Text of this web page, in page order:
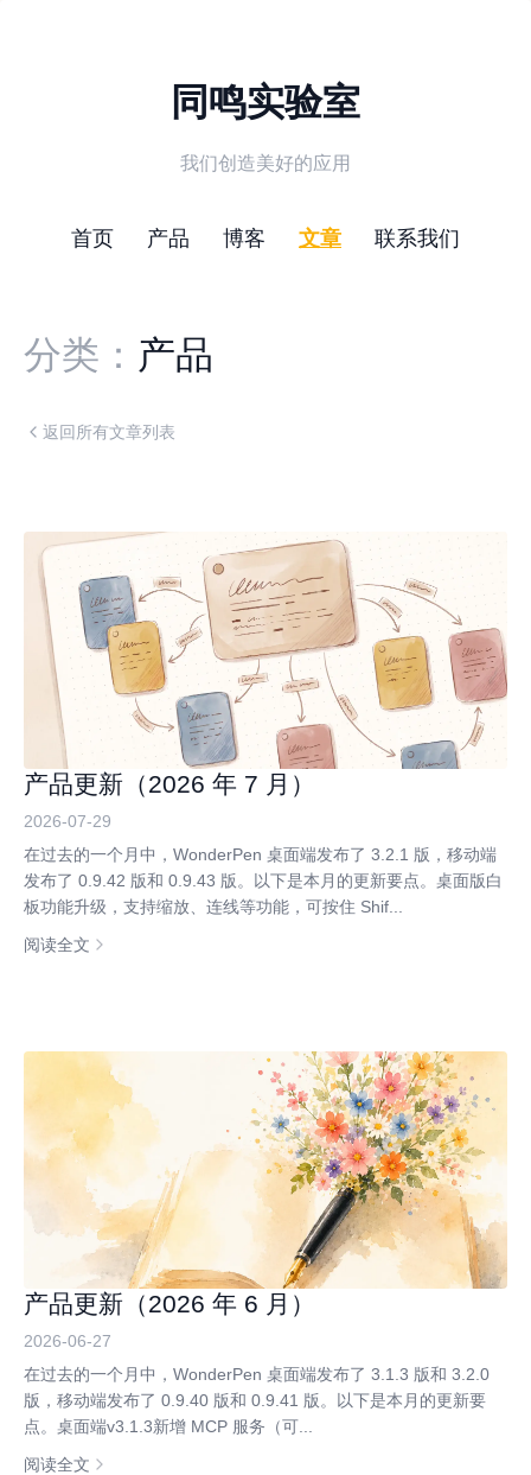
同鸣实验室
我们创造美好的应用
首页 产品 博客 文章 联系我们
分类： 产品
返回所有文章列表
产品更新（2026 年 7 月）
2026-07-29
在过去的一个月中，WonderPen 桌面端发布了 3.2.1 版，移动端
发布了 0.9.42 版和 0.9.43 版。以下是本月的更新要点。桌面版白
板功能升级，支持缩放、连线等功能，可按住 Shif...
阅读全文
产品更新（2026 年 6 月）
2026-06-27
在过去的一个月中，WonderPen 桌面端发布了 3.1.3 版和 3.2.0
版，移动端发布了 0.9.40 版和 0.9.41 版。以下是本月的更新要
点。桌面端v3.1.3新增 MCP 服务（可...
阅读全文